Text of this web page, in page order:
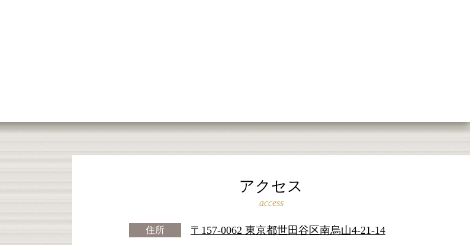
アクセス
access
住所 〒157-0062 東京都世田谷区南烏山4-21-14